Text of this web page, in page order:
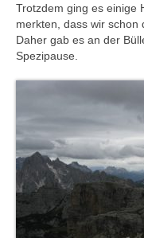
Trotzdem ging es einige
merkten, dass wir schon
Daher gab es an der
Spezipause.